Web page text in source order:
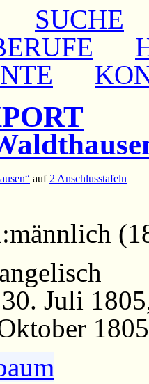
SUCHE
auf 2 Anschlusstafeln
männlich
Juli